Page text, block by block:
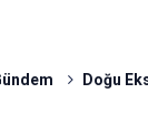
Doğu